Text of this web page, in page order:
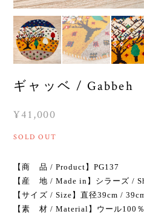
ギャッベ / Gabbeh
¥41,000
SOLD OUT
【商 品 / Product】PG137
【産 地 / Made in】シラーズ /
【サイズ / Size】直径39cm /
【素 材 / Material】ウール100